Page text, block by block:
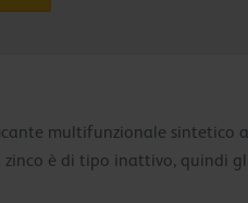
multifunzionale
zinco è di tipo inattivo, quindi